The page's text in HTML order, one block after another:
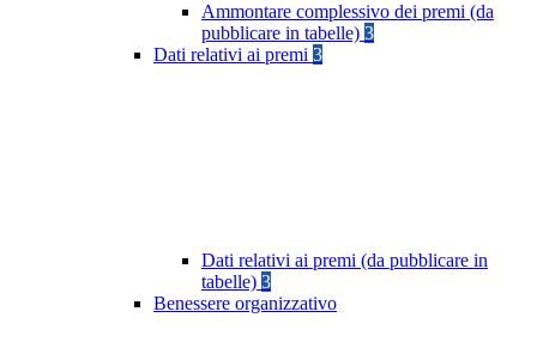
Ammontare complessivo dei premi (da
pubblicare in tabelle) 3
Dati relativi ai premi 3
Dati relativi ai premi (da pubblicare in
tabelle) 3
Benessere organizzativo